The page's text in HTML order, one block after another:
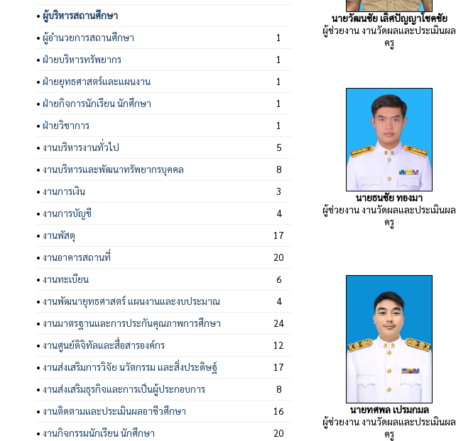
• ผู้บริหารสถานศึกษา
• ผู้อำนวยการสถานศึกษา
1
• ฝ่ายบริหารทรัพยากร
1
• ฝ่ายยุทธศาสตร์และแผนงาน
1
• ฝ่ายกิจการนักเรียน นักศึกษา
1
• ฝ่ายวิชาการ
1
• งานบริหารงานทั่วไป
5
• งานบริหารและพัฒนาทรัพยากรบุคคล
8
• งานการเงิน
3
• งานการบัญชี
4
• งานพัสดุ
17
• งานอาคารสถานที่
20
• งานทะเบียน
6
• งานพัฒนายุทธศาสตร์ แผนงานและงบประมาณ
4
• งานมาตรฐานและการประกันคุณภาพการศึกษา
24
• งานศูนย์ดิจิทัลและสื่อสารองค์กร
12
• งานส่งเสริมการวิจัย นวัตกรรม และสิ่งประดิษฐ์
17
• งานส่งเสริมธุรกิจและการเป็นผู้ประกอบการ
8
• งานติดตามและประเมินผลอาชีวศึกษา
16
• งานกิจกรรมนักเรียน นักศึกษา
20
นายวัฒนชัย เลิศปัญญาโชคชัย
ผู้ช่วยงาน งานวัดผลและประเมินผล
ครู
นายธนชัย ทองมา
ผู้ช่วยงาน งานวัดผลและประเมินผล
ครู
นายทศพล เปรมกมล
ผู้ช่วยงาน งานวัดผลและประเมินผล
ครู